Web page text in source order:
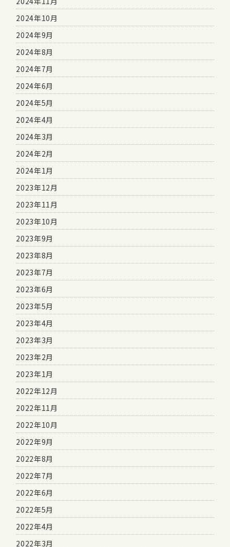
2024年10月
2024年9月
2024年8月
2024年7月
2024年6月
2024年5月
2024年4月
2024年3月
2024年2月
2024年1月
2023年12月
2023年11月
2023年10月
2023年9月
2023年8月
2023年7月
2023年6月
2023年5月
2023年4月
2023年3月
2023年2月
2023年1月
2022年12月
2022年11月
2022年10月
2022年9月
2022年8月
2022年7月
2022年6月
2022年5月
2022年4月
2022年3月